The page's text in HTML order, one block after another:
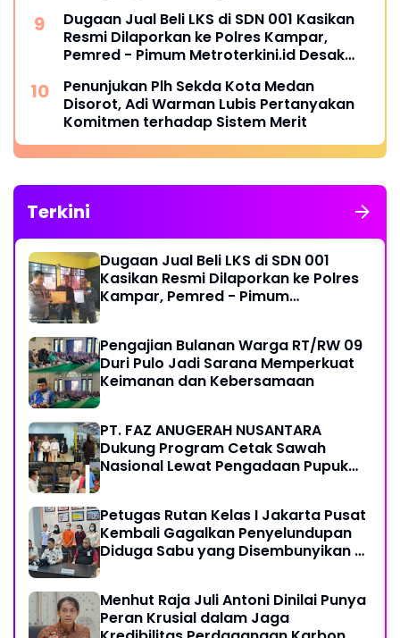
Dugaan Jual Beli LKS di SDN 001 Kasikan
Resmi Dilaporkan ke Polres Kampar,
Pemred - Pimum Metroterkini.id Desak
Penunjukan Plh Sekda Kota Medan
Disorot, Adi Warman Lubis Pertanyakan
Komitmen terhadap Sistem Merit
Terkini
Dugaan Jual Beli LKS di SDN 001
Kasikan Resmi Dilaporkan ke Polres
Kampar, Pemred - Pimum
Pengajian Bulanan Warga RT/RW 09
Duri Pulo Jadi Sarana Memperkuat
Keimanan dan Kebersamaan
PT. FAZ ANUGERAH NUSANTARA
Dukung Program Cetak Sawah
Nasional Lewat Pengadaan Pupuk
Petugas Rutan Kelas I Jakarta Pusat
Kembali Gagalkan Penyelundupan
Diduga Sabu yang Disembunyikan di
Menhut Raja Juli Antoni Dinilai Punya
Peran Krusial dalam Jaga